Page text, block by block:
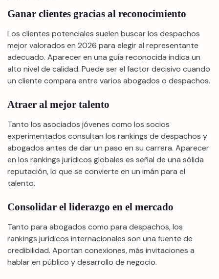
Ganar clientes gracias al reconocimiento
Los clientes potenciales suelen buscar los despachos
mejor valorados en 2026 para elegir al representante
adecuado. Aparecer en una guía reconocida indica un
alto nivel de calidad. Puede ser el factor decisivo cuando
un cliente compara entre varios abogados o despachos.
Atraer al mejor talento
Tanto los asociados jóvenes como los socios
experimentados consultan los rankings de despachos y
abogados antes de dar un paso en su carrera. Aparecer
en los rankings jurídicos globales es señal de una sólida
reputación, lo que se convierte en un imán para el
talento.
Consolidar el liderazgo en el mercado
Tanto para abogados como para despachos, los
rankings jurídicos internacionales son una fuente de
credibilidad. Aportan conexiones, más invitaciones a
hablar en público y desarrollo de negocio.